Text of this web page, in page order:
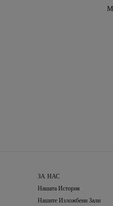
ЗА НАС
Нашата История
Нашите Изложбени Зали